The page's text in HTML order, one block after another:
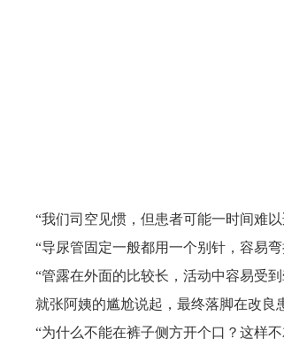
“我们司空见惯，但患者可能一时间难
“导尿管固定一般都用一个别针，容易
“管露在外面的比较长，活动中容易受
就张阿姨的尴尬说起，最终落脚在改良
“为什么不能在裤子侧方开个口？这样